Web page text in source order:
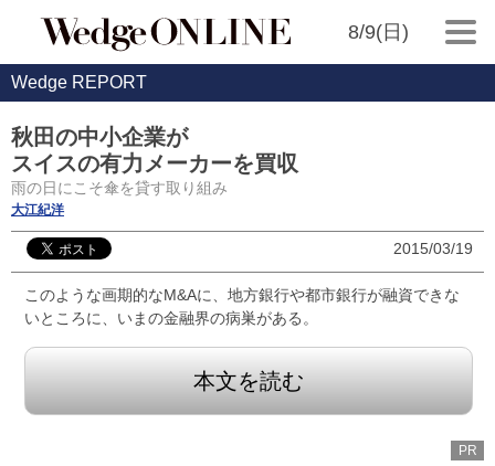
8/9(日)
Wedge REPORT
秋田の中小企業が
スイスの有力メーカーを買収
雨の日にこそ傘を貸す取り組み
大江紀洋
2015/03/19
このような画期的なM&Aに、地方銀行や都市銀行が融資できな
いところに、いまの金融界の病巣がある。
本文を読む
PR